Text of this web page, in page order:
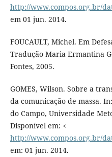
http://www.compos.org.br/
em 01 jun. 2014.
FOUCAULT, Michel. Em
Tradução Maria Ermantina
Fontes, 2005.
GOMES, Wilson. Sobre a
da comunicação de massa.
do Campo, Universidade
Disponível em: <
http://www.compos.org.br/
em: 01 jun. 2014.